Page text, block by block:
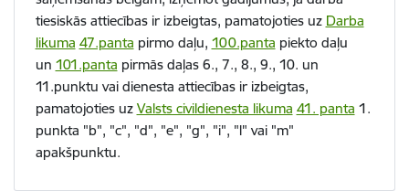
tiesiskās attiecības ir izbeigtas, pamatojoties uz Darba
likuma 47.panta pirmo daļu, 100.panta piekto daļu
un 101.panta pirmās daļas 6., 7., 8., 9., 10. un
11.punktu vai dienesta attiecības ir izbeigtas,
pamatojoties uz Valsts civildienesta likuma 41. panta 1.
punkta "b", "c", "d", "e", "g", "i", "l" vai "m"
apakšpunktu.